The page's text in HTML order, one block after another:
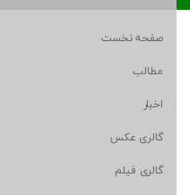
صفحه نخست
مطالب
اخبار
گالری عکس
گالری فیلم